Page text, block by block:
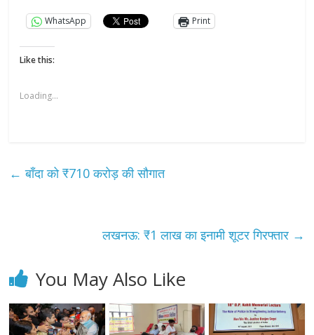
WhatsApp Print
Like this:
Loading...
← बाँदा को ₹710 करोड़ की सौगात
लखनऊ: ₹1 लाख का इनामी शूटर गिरफ्तार →
You May Also Like